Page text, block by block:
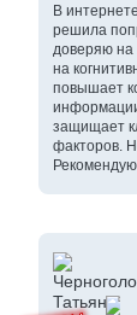
В
решила
доверяю на
на
повышает
защищает
факторов.